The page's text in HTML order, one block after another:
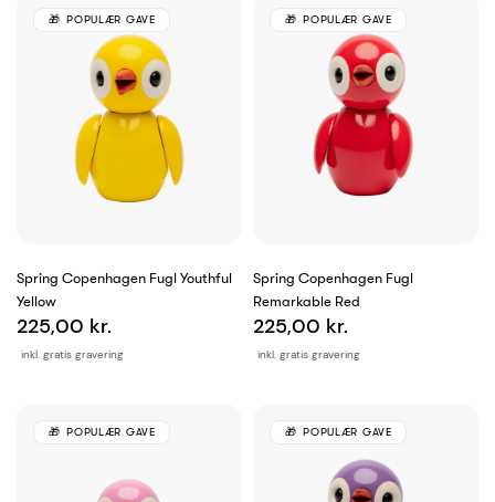
Spring Copenhagen Fugl Youthful
Yellow
inkl. gratis gravering
225,00 kr.
POPULÆR GAVE
Spring Copenhagen Fugl
Remarkable Red
inkl. gratis gravering
225,00 kr.
POPULÆR GAVE
POPULÆR GAVE POPULÆR GAVE